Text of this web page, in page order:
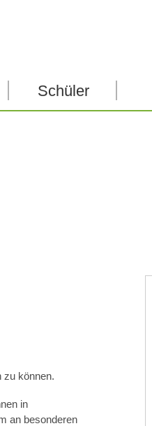
Schüler
zu können.
in
an besonderen